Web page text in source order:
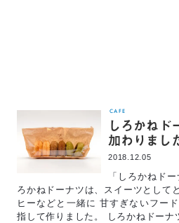
CAFE
しろかねド
加わりまし
2018.12.05
「しろかねド
ろかねドーナツは、スイーツとして
ヒーなどと一緒に 甘すぎないフー
指して作りました。 しろかねドー